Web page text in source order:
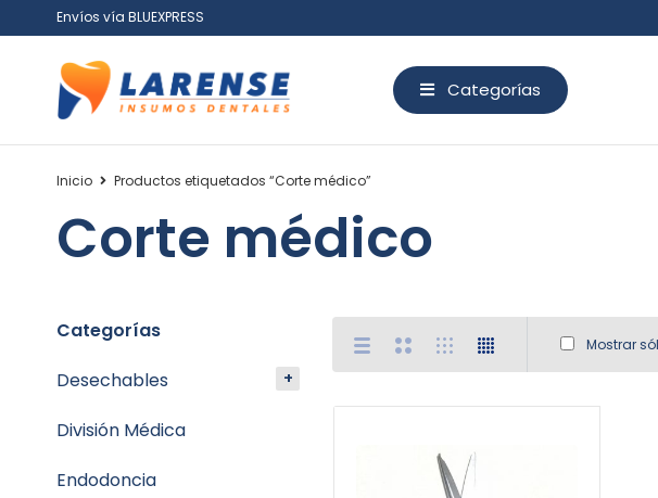
Envíos vía BLUEXPRESS
Categorías
Inicio Productos etiquetados “Corte médico”
Corte médico
Categorías
Desechables
División Médica
Endodoncia
Mostrar